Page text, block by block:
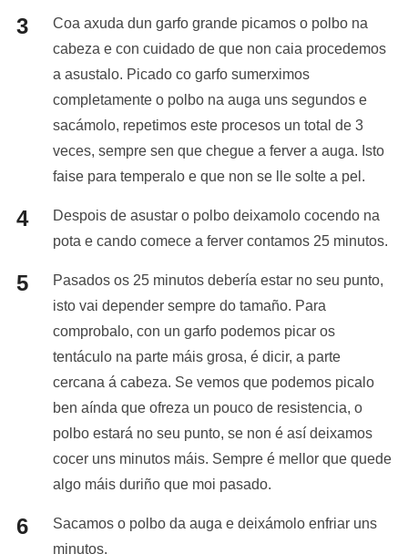
Coa axuda dun garfo grande picamos o polbo na
cabeza e con cuidado de que non caia procedemos
a asustalo. Picado co garfo sumerximos
completamente o polbo na auga uns segundos e
sacámolo, repetimos este procesos un total de 3
veces, sempre sen que chegue a ferver a auga. Isto
faise para temperalo e que non se lle solte a pel.
Despois de asustar o polbo deixamolo cocendo na
pota e cando comece a ferver contamos 25 minutos.
Pasados os 25 minutos debería estar no seu punto,
isto vai depender sempre do tamaño. Para
comprobalo, con un garfo podemos picar os
tentáculo na parte máis grosa, é dicir, a parte
cercana á cabeza. Se vemos que podemos picalo
ben aínda que ofreza un pouco de resistencia, o
polbo estará no seu punto, se non é así deixamos
cocer uns minutos máis. Sempre é mellor que quede
algo máis duriño que moi pasado.
Sacamos o polbo da auga e deixámolo enfriar uns
minutos.